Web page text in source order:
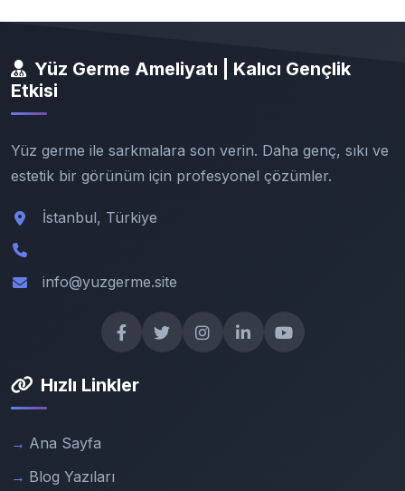
Yüz Germe Ameliyatı | Kalıcı Gençlik
Etkisi
Yüz germe ile sarkmalara son verin. Daha genç, sıkı ve
estetik bir görünüm için profesyonel çözümler.
İstanbul, Türkiye
info@yuzgerme.site
Hızlı Linkler
Ana Sayfa
Blog Yazıları